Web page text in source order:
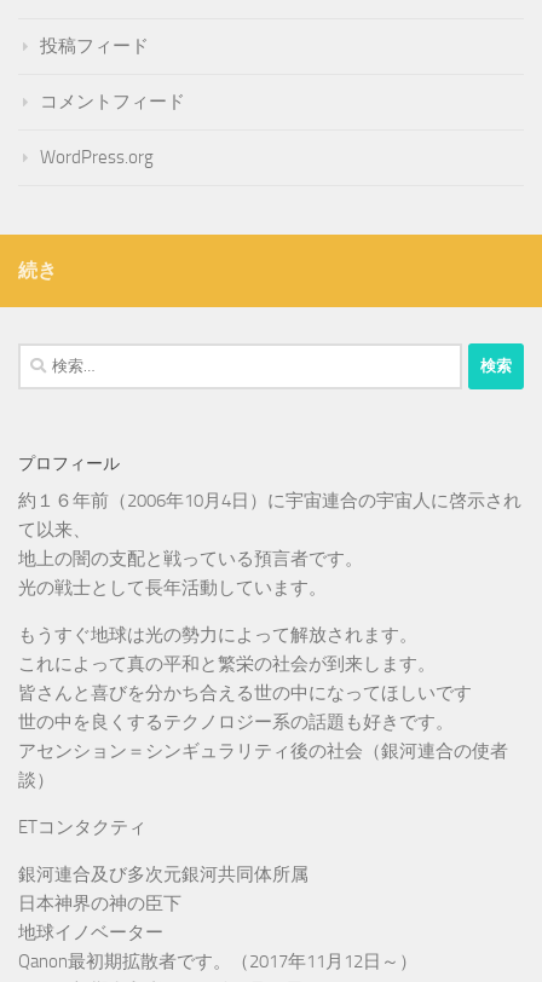
投稿フィード
コメントフィード
WordPress.org
続き
検
索:
プロフィール
約１６年前（2006年10月4日）に宇宙連合の宇宙人に啓示され
て以来、
地上の闇の支配と戦っている預言者です。
光の戦士として長年活動しています。
もうすぐ地球は光の勢力によって解放されます。
これによって真の平和と繁栄の社会が到来します。
皆さんと喜びを分かち合える世の中になってほしいです
世の中を良くするテクノロジー系の話題も好きです。
アセンション＝シンギュラリティ後の社会（銀河連合の使者
談）
ETコンタクティ
銀河連合及び多次元銀河共同体所属
日本神界の神の臣下
地球イノベーター
Qanon最初期拡散者です。（2017年11月12日～）